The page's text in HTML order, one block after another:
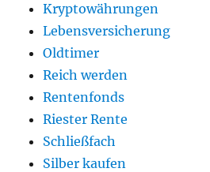
Kryptowährungen
Lebensversicherung
Oldtimer
Reich werden
Rentenfonds
Riester Rente
Schließfach
Silber kaufen